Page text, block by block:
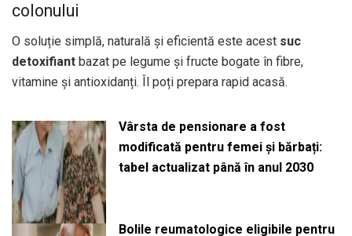
colonului
O soluție simplă, naturală și eficientă este acest suc
detoxifiant bazat pe legume și fructe bogate în fibre,
vitamine și antioxidanți. Îl poți prepara rapid acasă.
Vârsta de pensionare a fost
modificată pentru femei și bărbați:
tabel actualizat până în anul 2030
Bolile reumatologice eligibile pentru